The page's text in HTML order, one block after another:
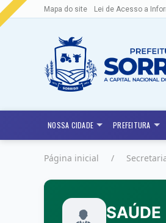
Mapa do site Lei de Acesso a
NOSSA CIDADE PREFEITURA
Página inicial
SAÚDE